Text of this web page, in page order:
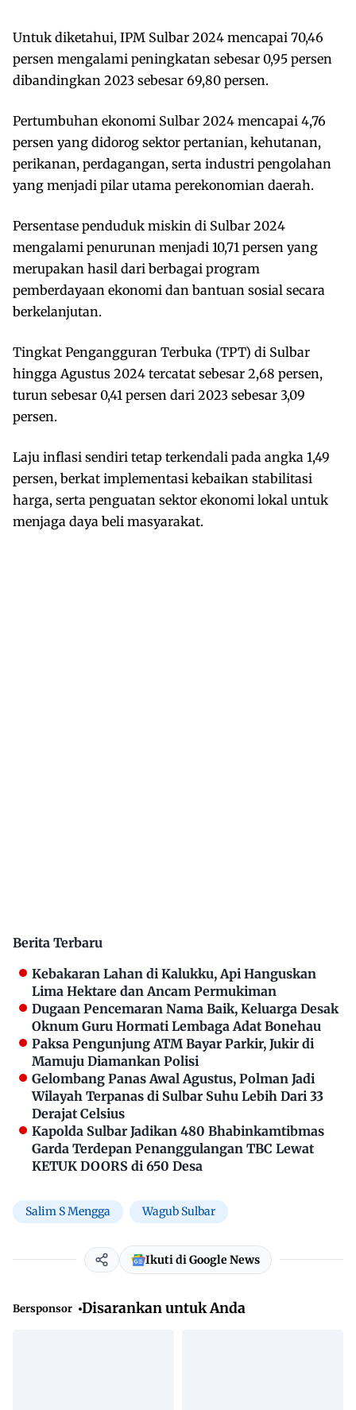
Untuk diketahui, IPM Sulbar 2024 mencapai 70,46
persen mengalami peningkatan sebesar 0,95 persen
dibandingkan 2023 sebesar 69,80 persen.
Pertumbuhan ekonomi Sulbar 2024 mencapai 4,76
persen yang didorog sektor pertanian, kehutanan,
perikanan, perdagangan, serta industri pengolahan
yang menjadi pilar utama perekonomian daerah.
Persentase penduduk miskin di Sulbar 2024
mengalami penurunan menjadi 10,71 persen yang
merupakan hasil dari berbagai program
pemberdayaan ekonomi dan bantuan sosial secara
berkelanjutan.
Tingkat Pengangguran Terbuka (TPT) di Sulbar
hingga Agustus 2024 tercatat sebesar 2,68 persen,
turun sebesar 0,41 persen dari 2023 sebesar 3,09
persen.
Laju inflasi sendiri tetap terkendali pada angka 1,49
persen, berkat implementasi kebaikan stabilitasi
harga, serta penguatan sektor ekonomi lokal untuk
menjaga daya beli masyarakat.
Berita Terbaru
Kebakaran Lahan di Kalukku, Api Hanguskan
Lima Hektare dan Ancam Permukiman
Dugaan Pencemaran Nama Baik, Keluarga Desak
Oknum Guru Hormati Lembaga Adat Bonehau
Paksa Pengunjung ATM Bayar Parkir, Jukir di
Mamuju Diamankan Polisi
Gelombang Panas Awal Agustus, Polman Jadi
Wilayah Terpanas di Sulbar Suhu Lebih Dari 33
Derajat Celsius
Kapolda Sulbar Jadikan 480 Bhabinkamtibmas
Garda Terdepan Penanggulangan TBC Lewat
KETUK DOORS di 650 Desa
Salim S Mengga Wagub Sulbar
Ikuti di Google News
Bersponsor Disarankan untuk Anda